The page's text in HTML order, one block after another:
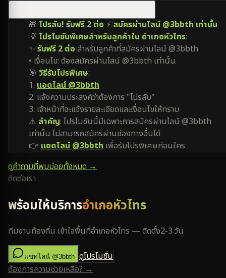
🎁 โปรลับ! รับฟรี 2 ต่อ ⚡ สมัครผ่านไลน์ @3bbth เท่านั้น
💡 โปรโมชันพิเศษสำหรับลูกค้าใน อำเภอหัวไทร:
✨ รับฟรี 2 ต่อ สำหรับลูกค้าที่สมัครผ่านไลน์ @3bbth
• เงื่อนไข: ต้องสมัครผ่านไลน์ @3bbth เท่านั้น
🎯 วิธีรับโปรพิเศษ:
1. แอดไลน์ @3bbth
2. แจ้งความประสงค์ว่าต้องการ "โปรลับ"
3. เจ้าหน้าที่จะแจ้งรายละเอียดและเงื่อนไขให้ทราบ
⚠️ สำคัญ: โปรโมชันนี้มีเฉพาะการสมัครผ่านไลน์ @3bbth
เท่านั้น ไม่สามารถสมัครผ่านช่องทางอื่นได้
👉 แอดไลน์ @3bbth เพื่อรับโปรพิเศษก่อนใคร
ดูคำถามที่พบบ่อยทั้งหมด →
ติดต่อเรา
พร้อมให้บริการอำเภอหัวไทร
ทีมงานท้องถิ่น เข้าใจพื้นที่อำเภอหัวไทร — ติดตั้ง2-3 วัน
แชทไลน์ @3bbth ดูโปรโมชั่น
ต้องการความช่วยเหลือ? →